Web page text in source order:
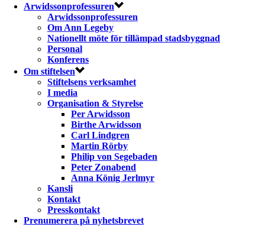
Arwidssonprofessuren
Arwidssonprofessuren
Om Ann Legeby
Nationellt möte för tillämpad stadsbyggnad
Personal
Konferens
Om stiftelsen
Stiftelsens verksamhet
I media
Organisation & Styrelse
Per Arwidsson
Birthe Arwidsson
Carl Lindgren
Martin Rörby
Philip von Segebaden
Peter Zonabend
Anna König Jerlmyr
Kansli
Kontakt
Presskontakt
Prenumerera på nyhetsbrevet